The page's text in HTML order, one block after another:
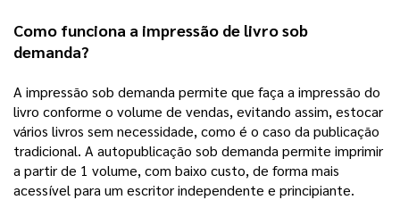
Como funciona a impressão de livro sob
demanda?
A impressão sob demanda permite que faça a impressão do
livro conforme o volume de vendas, evitando assim, estocar
vários livros sem necessidade, como é o caso da publicação
tradicional. A autopublicação sob demanda permite imprimir
a partir de 1 volume, com baixo custo, de forma mais
acessível para um escritor independente e principiante.